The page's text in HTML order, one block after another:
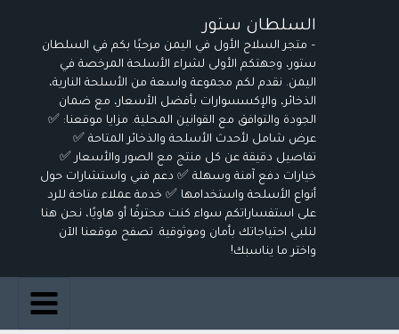
السلطان ستور
– متجر السلاح الأول في اليمن مرحبًا بكم في السلطان
ستور، وجهتكم الأولى لشراء الأسلحة المرخصة في
اليمن. نقدم لكم مجموعة واسعة من الأسلحة النارية،
الذخائر، والإكسسوارات بأفضل الأسعار، مع ضمان
الجودة والتوافق مع القوانين المحلية. مزايا موقعنا: ✅
عرض شامل لأحدث الأسلحة والذخائر المتاحة ✅
تفاصيل دقيقة عن كل منتج مع الصور والأسعار ✅
خيارات دفع آمنة وسهلة ✅ دعم فني واستشارات حول
أنواع الأسلحة واستخدامها ✅ خدمة عملاء متاحة للرد
على استفساراتكم سواء كنت محترفًا أو هاويًا، نحن هنا
لنلبي احتياجاتك بأمان وموثوقية. تصفح موقعنا الآن
واختر ما يناسبك!